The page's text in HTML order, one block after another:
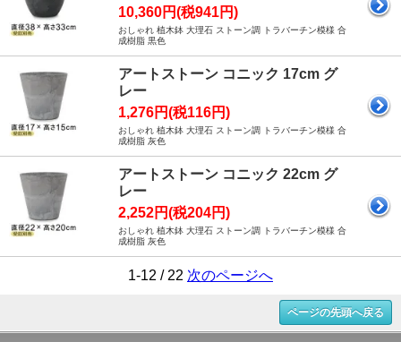
10,360円(税941円)
おしゃれ 植木鉢 大理石 ストーン調 トラバーチン模様 合
成樹脂 黒色
アートストーン コニック 17cm グ
レー
1,276円(税116円)
おしゃれ 植木鉢 大理石 ストーン調 トラバーチン模様 合
成樹脂 灰色
アートストーン コニック 22cm グ
レー
2,252円(税204円)
おしゃれ 植木鉢 大理石 ストーン調 トラバーチン模様 合
成樹脂 灰色
1-12 / 22 次のページへ
ページの先頭へ戻る